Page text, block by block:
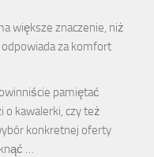
większe znaczenie, niż
odpowiada za komfort
pamiętać
o kawalerki, czy też
konkretnej oferty
…